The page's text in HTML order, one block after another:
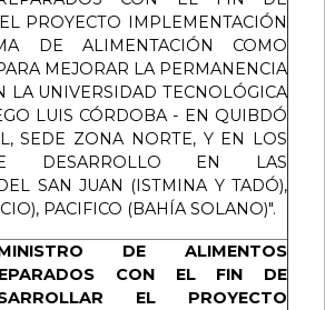
PROYECTO IMPLEMENTACIÓN
DE ALIMENTACIÓN COMO
MEJORAR LA PERMANENCIA
LA UNIVERSIDAD TECNOLÓGICA
LUIS CÓRDOBA - EN QUIBDÓ
SEDE ZONA NORTE, Y EN LOS
DESARROLLO EN LAS
SAN JUAN (ISTMINA Y TADÓ),
PACIFICO (BAHÍA SOLANO)".
DE ALIMENTOS
CON EL FIN DE
EL PROYECTO